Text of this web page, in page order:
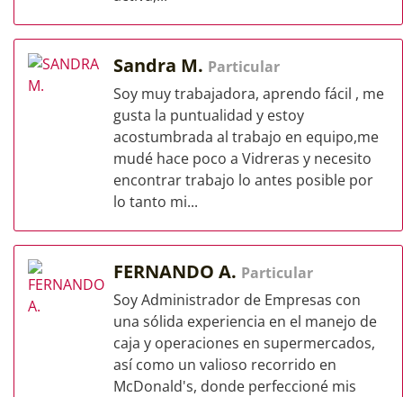
Sandra M. Particular
Soy muy trabajadora, aprendo fácil , me
gusta la puntualidad y estoy
acostumbrada al trabajo en equipo,me
mudé hace poco a Vidreras y necesito
encontrar trabajo lo antes posible por
lo tanto mi...
FERNANDO A. Particular
Soy Administrador de Empresas con
una sólida experiencia en el manejo de
caja y operaciones en supermercados,
así como un valioso recorrido en
McDonald's, donde perfeccioné mis